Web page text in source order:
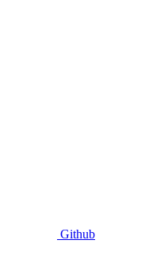
Github